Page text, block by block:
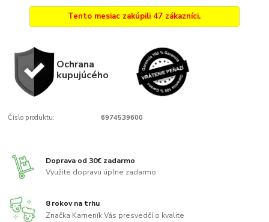
Tento mesiac zakúpili 47 zákazníci.
Ochrana
kupujúcého
Číslo produktu: 6974539600
Doprava od 30€ zadarmo
Využite dopravu úplne zadarmo
8 rokov na trhu
Značka Kameník Vás presvedčí o kvalite